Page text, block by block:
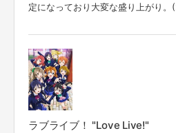
定になっており大変な盛り上がり。
ラブライブ！ "Love Live!"